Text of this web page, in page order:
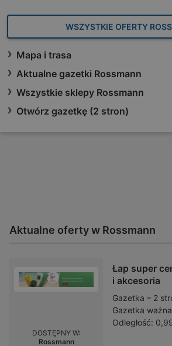
WSZYSTKIE OFERTY
Mapa i trasa
Aktualne gazetki Rossmann
Wszystkie sklepy Rossmann
Otwórz gazetkę (2 stron)
Aktualne oferty w Rossmann
Łap super
i akcesoria
Gazetka – 2
Gazetka
Odległość:
DOSTĘPNY W:
Rossmann